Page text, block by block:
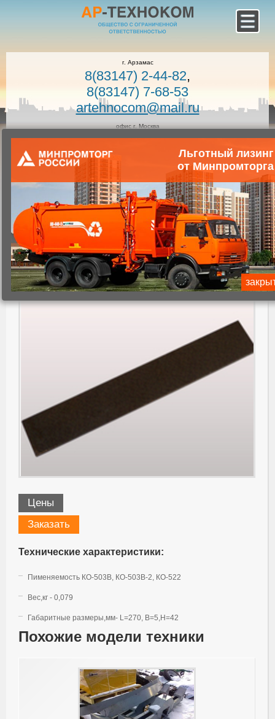
г. Арзамас
8(83147) 2-44-82,
8(83147) 7-68-53
artehnocom@mail.ru
офис г. Москва
8-800-100-7400
Звонок по России бесплатный!
Заказать звонок
Главная
Каталог коммунальной техники
Коммунальная техника
Запчасти для коммунальной техники
Запасные части к вакуумным машинам
Лопатка (текстопласт)
КО-522А.02.01.106
Цены
Заказать
Технические характеристики:
Пименяемость КО-503В, КО-503В-2, КО-522
Вес,кг - 0,079
Габаритные размеры,мм- L=270, B=5,H=42
Похожие модели техники
Льготный лизинг
от Минпромторга